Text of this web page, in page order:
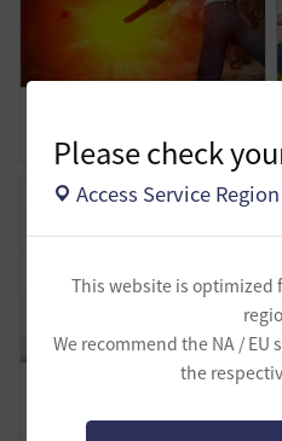
Please check
Access Service
This website is optimized
We recommend the NA / EU
the
1
わたしの旅路-覚醒ノヴァ
0